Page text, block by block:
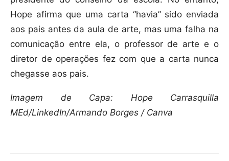
Hope afirma que uma carta “havia” sido enviada
aos pais antes da aula de arte, mas uma falha na
comunicação entre ela, o professor de arte e o
diretor de operações fez com que a carta nunca
chegasse aos pais.
Imagem de Capa: Hope Carrasquilla
MEd/LinkedIn/Armando Borges / Canva